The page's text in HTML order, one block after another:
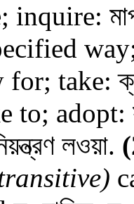
take:
to; adopt:
লওয়া.